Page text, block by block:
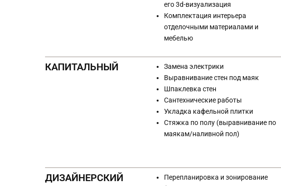
его 3d-визуализация
Комплектация интерьера
отделочными материалами и
мебелью
КАПИТАЛЬНЫЙ
Замена электрики
Выравнивание стен под маяк
Шпаклевка стен
Сантехнические работы
Укладка кафельной плитки
Стяжка по полу (выравнивание по
маякам/наливной пол)
ДИЗАЙНЕРСКИЙ
Перепланировка и зонирование